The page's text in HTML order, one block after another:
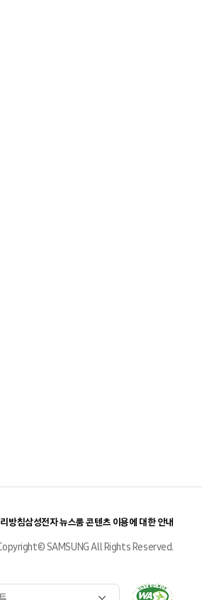
방침삼성전자 뉴스룸 콘텐츠 이용에 대한 안내
SAMSUNG All Rights Reserved.